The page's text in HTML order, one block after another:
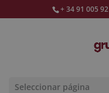
+ 34 91 005
Seleccionar página